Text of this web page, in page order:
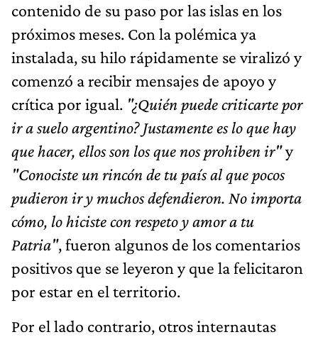
contenido de su paso por las islas en los
próximos meses. Con la polémica ya
instalada, su hilo rápidamente se viralizó y
comenzó a recibir mensajes de apoyo y
crítica por igual. "¿Quién puede criticarte por
ir a suelo argentino? Justamente es lo que hay
que hacer, ellos son los que nos prohiben ir"y
"Conociste un rincón de tu país al que pocos
pudieron ir y muchos defendieron. No importa
cómo, lo hiciste con respeto y amor a tu
Patria", fueron algunos de los comentarios
positivos que se leyeron y que la felicitaron
por estar en el territorio.
Por el lado contrario, otros internautas